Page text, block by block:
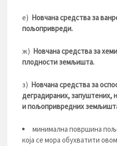
е) Новчана средства за
пољопривреди.
ж) Новчана средства за
плодности земљишта.
з) Новчана средства за
деградираних, запуштених,
ипољопривредних
минимална површина
која се мора обухватити